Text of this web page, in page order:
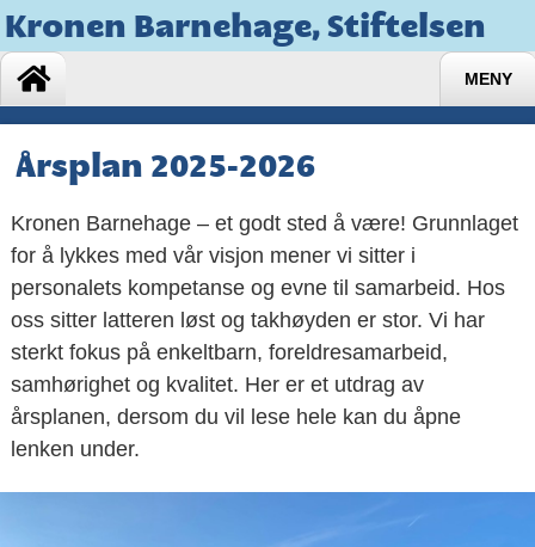
Kronen Barnehage, Stiftelsen
MENY
Årsplan 2025-2026
Kronen Barnehage – et godt sted å være! Grunnlaget
for å lykkes med vår visjon mener vi sitter i
personalets kompetanse og evne til samarbeid. Hos
oss sitter latteren løst og takhøyden er stor. Vi har
sterkt fokus på enkeltbarn, foreldresamarbeid,
samhørighet og kvalitet. Her er et utdrag av
årsplanen, dersom du vil lese hele kan du åpne
lenken under.